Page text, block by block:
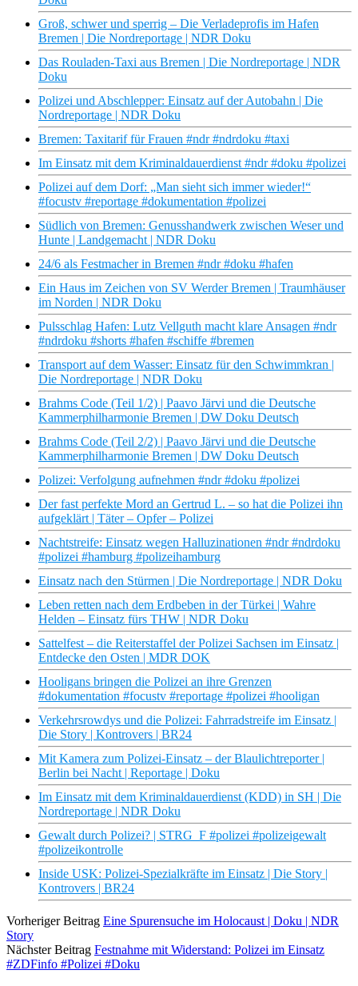
Groß, schwer und sperrig – Die Verladeprofis im Hafen
Bremen | Die Nordreportage | NDR Doku
Das Rouladen-Taxi aus Bremen | Die Nordreportage | NDR
Doku
Polizei und Abschlepper: Einsatz auf der Autobahn | Die
Nordreportage | NDR Doku
Bremen: Taxitarif für Frauen #ndr #ndrdoku #taxi
Im Einsatz mit dem Kriminaldauerdienst #ndr #doku #polizei
Polizei auf dem Dorf: „Man sieht sich immer wieder!“
#focustv #reportage #dokumentation #polizei
Südlich von Bremen: Genusshandwerk zwischen Weser und
Hunte | Landgemacht | NDR Doku
24/6 als Festmacher in Bremen #ndr #doku #hafen
Ein Haus im Zeichen von SV Werder Bremen | Traumhäuser
im Norden | NDR Doku
Pulsschlag Hafen: Lutz Vellguth macht klare Ansagen #ndr
#ndrdoku #shorts #hafen #schiffe #bremen
Transport auf dem Wasser: Einsatz für den Schwimmkran |
Die Nordreportage | NDR Doku
Brahms Code (Teil 1/2) | Paavo Järvi und die Deutsche
Kammerphilharmonie Bremen | DW Doku Deutsch
Brahms Code (Teil 2/2) | Paavo Järvi und die Deutsche
Kammerphilharmonie Bremen | DW Doku Deutsch
Polizei: Verfolgung aufnehmen #ndr #doku #polizei
Der fast perfekte Mord an Gertrud L. – so hat die Polizei ihn
aufgeklärt | Täter – Opfer – Polizei
Nachtstreife: Einsatz wegen Halluzinationen #ndr #ndrdoku
#polizei #hamburg #polizeihamburg
Einsatz nach den Stürmen | Die Nordreportage | NDR Doku
Leben retten nach dem Erdbeben in der Türkei | Wahre
Helden – Einsatz fürs THW | NDR Doku
Sattelfest – die Reiterstaffel der Polizei Sachsen im Einsatz |
Entdecke den Osten | MDR DOK
Hooligans bringen die Polizei an ihre Grenzen
#dokumentation #focustv #reportage #polizei #hooligan
Verkehrsrowdys und die Polizei: Fahrradstreife im Einsatz |
Die Story | Kontrovers | BR24
Mit Kamera zum Polizei-Einsatz – der Blaulichtreporter |
Berlin bei Nacht | Reportage | Doku
Im Einsatz mit dem Kriminaldauerdienst (KDD) in SH | Die
Nordreportage | NDR Doku
Gewalt durch Polizei? | STRG_F #polizei #polizeigewalt
#polizeikontrolle
Inside USK: Polizei-Spezialkräfte im Einsatz | Die Story |
Kontrovers | BR24
Vorheriger Beitrag Eine Spurensuche im Holocaust | Doku | NDR
Story
Nächster Beitrag Festnahme mit Widerstand: Polizei im Einsatz
#ZDFinfo #Polizei #Doku